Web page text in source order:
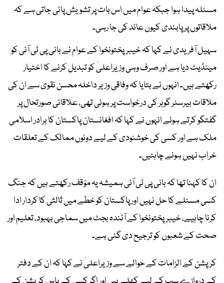
مسئلہ پیدا ہوا جبکہ عوام میں اس بات پر تشویش پائی جاتی ہے کہ
ملاقاتوں پر پابندی کیوں عائد کی جا رہی۔
سہیل آفریدی نے کہا کہ خیبرپختونخوا کے عوام نے بانی پی ٹی آئی کو
مینڈیٹ دیا ہے اور صرف وہی وزیراعلیٰ کو تبدیل کرنے کا اختیار
رکھتے ہیں۔ انہوں نے بتایا کہ وفاقی وزیر داخلہ محسن نقوی سے ان کی
ملاقات بیرسٹر گوہر کی درخواست پر ہوئی تھی، علاقائی صورتحال پر
گفتگو کرتے ہوئے انہوں نے کہا کہ افغانستان پاکستان کا برادر اسلامی
ملک ہے اور کسی کی خوشنودی کے لیے دونوں ممالک کے تعلقات
خراب نہیں ہونے چاہئیں۔
ان کا کہنا تھا کہ بانی پی ٹی آئی ہمیشہ یہ مؤقف رکھتے ہیں کہ جنگ
کسی مسئلے کا حل نہیں اور پاکستان کو خطے میں ثالثی کا کردار ادا
کرنا چاہیے، خیبرپختونخوا کے آئندہ بجٹ میں سماجی بہبود، تعلیم اور
صحت کے شعبوں کو ترجیح دی گئی ہے۔
کرپشن کے الزامات کے حوالے سے وزیراعلیٰ نے کہا کہ ان کے دفتر